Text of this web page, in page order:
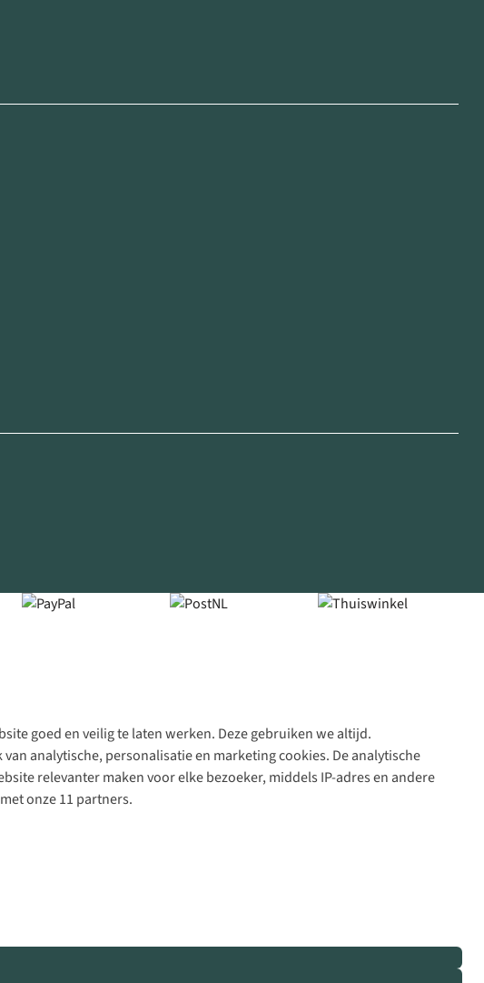
goed en veilig te laten werken. Deze gebruiken we altijd.
analytische, personalisatie en marketing cookies. De analytische
relevanter maken voor elke bezoeker, middels IP-adres en andere
onze 11 partners.
Bever